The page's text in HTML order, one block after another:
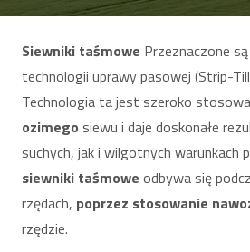
Siewniki taśmowe Przeznaczone
technologii uprawy pasowej (Strip-
Technologia ta jest szeroko
ozimego siewu i daje doskonałe
suchych, jak i wilgotnych warunkach
siewniki taśmowe odbywa się
rzędach, poprzez stosowanie
rzędzie.